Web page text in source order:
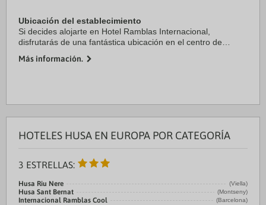
Ubicación del establecimiento
Si decides alojarte en Hotel Ramblas Internacional,
disfrutarás de una fantástica ubicación en el centro de
de Catedral de Barcelona. Además, este ...
Más información.
HOTELES HUSA EN EUROPA POR CATEGORÍA
3 ESTRELLAS:
Husa Riu Nere (Viella)
Husa Sant Bernat (Montseny)
Internacional Ramblas Cool (Barcelona)